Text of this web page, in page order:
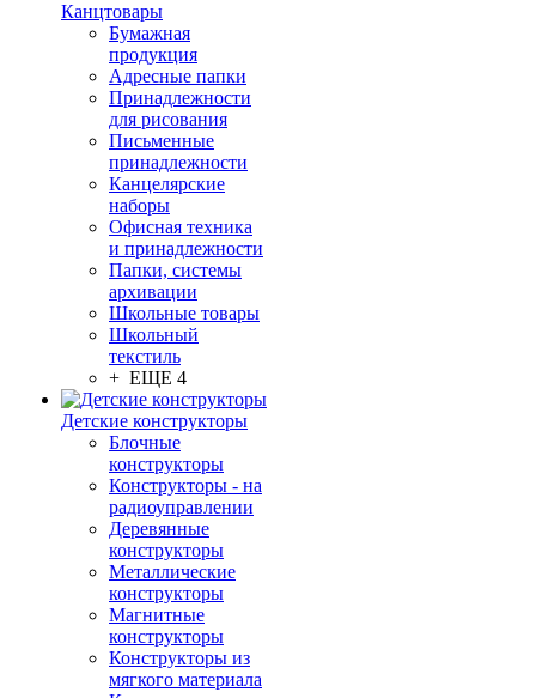
Канцтовары
Бумажная
продукция
Адресные папки
Принадлежности
для рисования
Письменные
принадлежности
Канцелярские
наборы
Офисная техника
и принадлежности
Папки, системы
архивации
Школьные товары
Школьный
текстиль
+ ЕЩЕ 4
Детские конструкторы
Блочные
конструкторы
Конструкторы - на
радиоуправлении
Деревянные
конструкторы
Металлические
конструкторы
Магнитные
конструкторы
Конструкторы из
мягкого материала